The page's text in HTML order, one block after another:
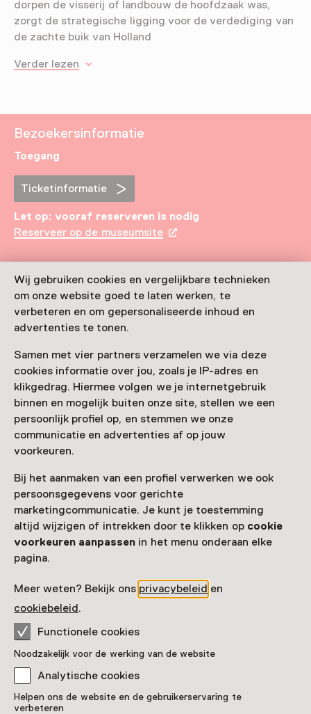
Wij gebruiken cookies en vergelijkbare technieken
om onze website goed te laten werken, te
verbeteren en om gepersonaliseerde inhoud en
advertenties te tonen.
Samen met vier partners verzamelen we via deze
cookies informatie over jou, zoals je IP-adres en
klikgedrag. Hiermee volgen we je internetgebruik
binnen en mogelijk buiten onze site, stellen we een
persoonlijk profiel op, en stemmen we onze
communicatie en advertenties af op jouw
voorkeuren.
Bij het aanmaken van een profiel verwerken we ook
persoonsgegevens voor gerichte
marketingcommunicatie. Je kunt je toestemming
altijd wijzigen of intrekken door te klikken op cookie
voorkeuren aanpassen in het menu onderaan elke
pagina.
Meer weten? Bekijk ons privacybeleid en
cookiebeleid.
Functionele cookies
Noodzakelijk voor de werking van de website
Analytische cookies
Helpen ons de website en de gebruikerservaring te
verbeteren
dorpen de visserij of landbouw de hoofdzaak was,
zorgt de strategische ligging voor de verdediging van
de zachte buik van Holland
Verder lezen
Bezoekersinformatie
Toegang
Ticketinformatie
Let op: vooraf reserveren is nodig
Reserveer op de museumsite
Datum & tijd
Maandelijks op de 21e t/m 29 december van 11 tot 13
Toon beschikbaarheid
Locaties
Streekmuseum Goeree-Overflakkee
Kerkstraat 2-12
3245 AK Sommelsdijk
Route plannenOpent in een nieuw tabblad
0187 - 48 37 78
Vandaag open tot 16:30 uur
Meer openingstijden
Oude Raadhuis Ooltgensplaat
Kaai
Route plannenOpent in een nieuw tabblad
Zien & doen in
Streekmuseum Goeree-